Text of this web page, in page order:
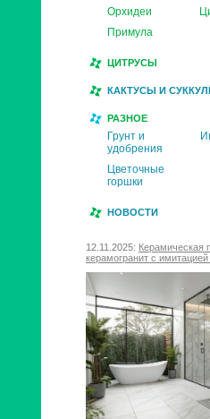
Орхидеи
Примула
ЦИТРУСЫ
КАКТУСЫ И
РАЗНОЕ
Грунт и
удобрения
Цветочные
горшки
НОВОСТИ
12.11.2025: Керамическая
керамогранит с